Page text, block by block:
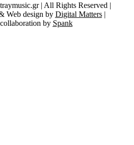
| All Rights Reserved |
Web design by Digital Matters|
by Spank